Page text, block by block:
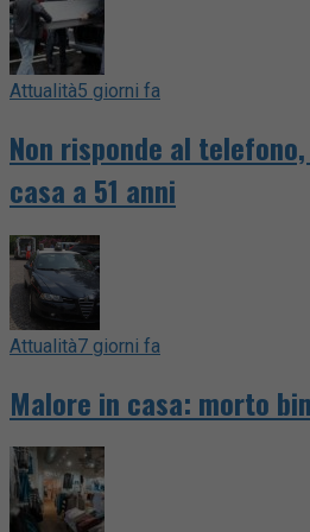
Attualità5 giorni fa
Non risponde al
casa a 51 anni
Attualità7 giorni fa
Malore in casa: morto